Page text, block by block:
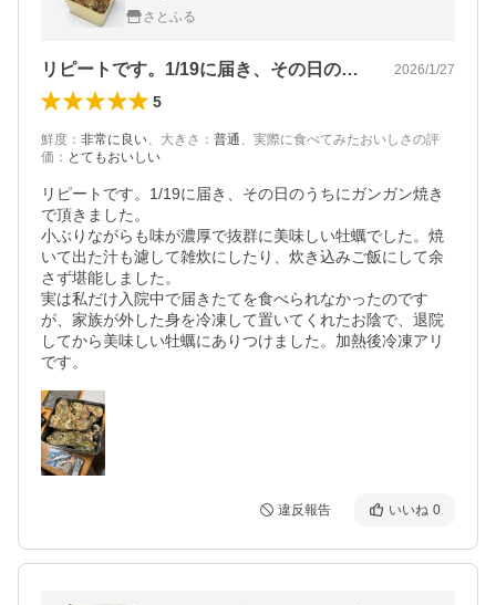
さとふる
リピートです。1/19に届き、その日の… 2026/1/27
5
鮮度 ： 非常に良い、 大きさ ： 普通、 実際に食べてみたおいしさの評
価 ： とてもおいしい
リピートです。1/19に届き、その日のうちにガンガン焼き
で頂きました。
小ぶりながらも味が濃厚で抜群に美味しい牡蠣でした。焼
いて出た汁も濾して雑炊にしたり、炊き込みご飯にして余
さず堪能しました。
実は私だけ入院中で届きたてを食べられなかったのです
が、家族が外した身を冷凍して置いてくれたお陰で、退院
してから美味しい牡蠣にありつけました。加熱後冷凍アリ
です。
違反報告 いいね 0